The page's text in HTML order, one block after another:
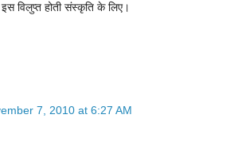
इस विलुप्त होती संस्कृति के लिए।
7, 2010 at 6:27 AM